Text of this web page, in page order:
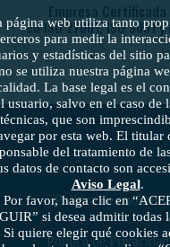
Empresa Certificada
en ISO 27001, ISO 9001 y
Política de cookies
Política de Privacidad
página web utiliza tanto
para medir la
y estadísticas del sitio
se utiliza nuestra página
La base legal es el
usuario, salvo en el caso de
técnicas, que son
por esta web. El titular
del tratamiento de
datos de contacto son
Aviso Legal.
Por favor, haga clic en
si desea admitir todas
Si quiere elegir qué cookies